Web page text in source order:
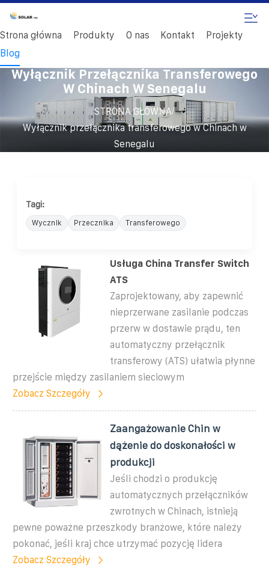
Strona główna Produkty O nas Kontakt
Projekty
Blog
Wyłącznik Przełącznika Transferowego
W Chinach W Senegalu
STRONA GŁÓWNA/
Wyłącznik przełącznika transferowego w Chinach w
Senegalu
Tagi:
Wycznik Przecznika Transferowego
Usługa China Transfer Switch
ATS
Zaprojektowany, aby zapewnić
nieprzerwane zasilanie podczas
przerw w dostawie prądu, ten
automatyczny przełącznik
transferowy (ATS) ułatwia płynne
przejście między zasilaniem sieciowym
Zobacz Szczegóły
Zaangażowanie Chin w
dążenie do doskonałości w
produkcji
Jeśli chodzi o produkcję
automatycznych przełączników
zwrotnych w Chinach, istnieją
pewne poważne przeszkody branżowe, które należy
pokonać, jeśli kraj chce utrzymać pozycję lidera
Zobacz Szczegóły